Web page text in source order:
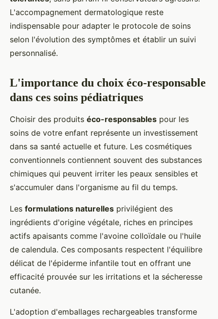
L'accompagnement dermatologique reste
indispensable pour adapter le protocole de soins
selon l'évolution des symptômes et établir un suivi
personnalisé.
L'importance du choix éco-responsable
dans ces soins pédiatriques
Choisir des produits éco-responsables pour les
soins de votre enfant représente un investissement
dans sa santé actuelle et future. Les cosmétiques
conventionnels contiennent souvent des substances
chimiques qui peuvent irriter les peaux sensibles et
s'accumuler dans l'organisme au fil du temps.
Les formulations naturelles privilégient des
ingrédients d'origine végétale, riches en principes
actifs apaisants comme l'avoine colloïdale ou l'huile
de calendula. Ces composants respectent l'équilibre
délicat de l'épiderme infantile tout en offrant une
efficacité prouvée sur les irritations et la sécheresse
cutanée.
L'adoption d'emballages rechargeables transforme